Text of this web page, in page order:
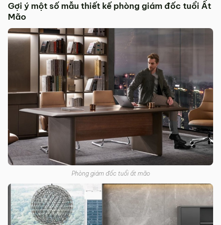
Gợi ý một số mẫu thiết kế phòng giám đốc tuổi Ất
Mão
Phòng giám đốc tuổi ất mão